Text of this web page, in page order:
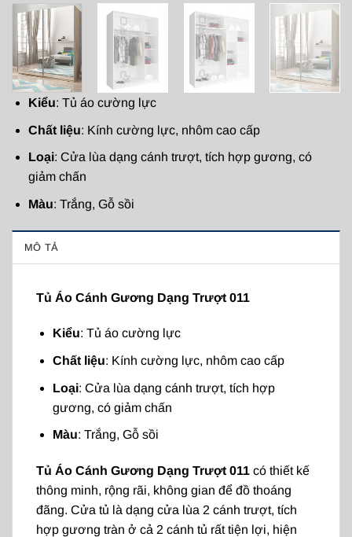
Kiểu: Tủ áo cường lực
Chất liệu: Kính cường lực, nhôm cao cấp
Loại: Cửa lùa dạng cánh trượt, tích hợp gương, có
giảm chấn
Màu: Trắng, Gỗ sồi
MÔ TẢ
Tủ Áo Cánh Gương Dạng Trượt 011
Kiểu: Tủ áo cường lực
Chất liệu: Kính cường lực, nhôm cao cấp
Loại: Cửa lùa dạng cánh trượt, tích hợp
gương, có giảm chấn
Màu: Trắng, Gỗ sồi
Tủ Áo Cánh Gương Dạng Trượt 011 có thiết kế
thông minh, rộng rãi, không gian để đồ thoáng
đãng. Cửa tủ là dạng cửa lùa 2 cánh trượt, tích
hợp gương tràn ở cả 2 cánh tủ rất tiện lợi, hiện